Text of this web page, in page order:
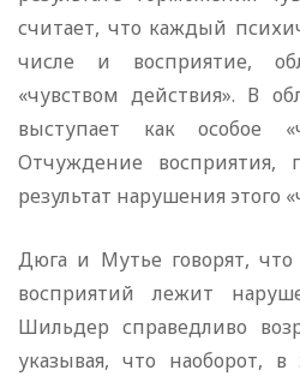
считает, что каждый
числе и восприятие,
«чувством действия». В
выступает как особое
Отчуждение
результат нарушения этого
Дюга и Мутье говорят,
восприятий лежит
Шильдер справедливо
указывая, что наоборот, в